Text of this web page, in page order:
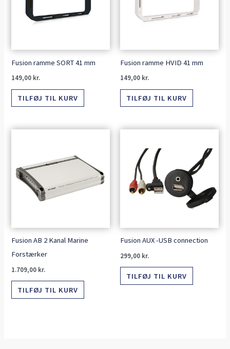
Fusion ramme SORT 41 mm
149,00 kr.
TILFØJ TIL KURV
Fusion ramme HVID 41 mm
149,00 kr.
TILFØJ TIL KURV
Fusion AB 2 Kanal Marine
Forstærker
1.709,00 kr.
TILFØJ TIL KURV
Fusion AUX -USB connection
299,00 kr.
TILFØJ TIL KURV